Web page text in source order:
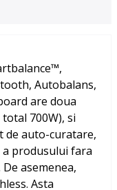
Autobalans,
are doua
700W), si
de auto-curatare,
produsului fara
asemenea,
Asta